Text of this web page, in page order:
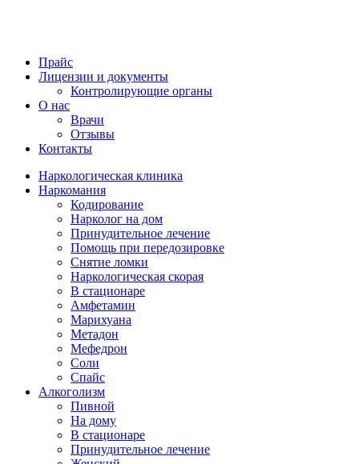
Прайс
Лицензии и документы
Контролирующие органы
О нас
Врачи
Отзывы
Контакты
Наркологическая клиника
Наркомания
Кодирование
Нарколог на дом
Принудительное лечение
Помощь при передозировке
Снятие ломки
Наркологическая скорая
В стационаре
Амфетамин
Марихуана
Метадон
Мефедрон
Соли
Спайс
Алкоголизм
Пивной
На дому
В стационаре
Принудительное лечение